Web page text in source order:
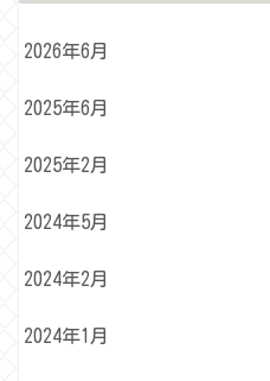
2026年6月
2025年6月
2025年2月
2024年5月
2024年2月
2024年1月